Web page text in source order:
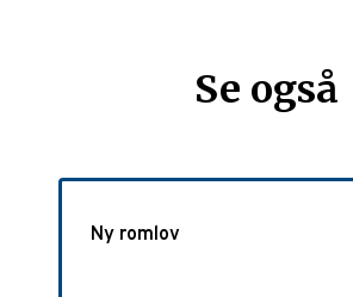
Se også
Ny romlov